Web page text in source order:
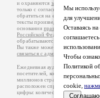
Мы
для
Оставаясь
Чтобы
Политикой
cookie,
и охраняются законом
.
только с согласия его автора, к
обратиться на его авторской
тексты произведений авторы
основанииправил публикациии
Российской Федерации
обрабатываются на основании
Вы также можете посмотреть
связаться с администрацией
Ежедневная аудитория портала
посетителей, которые в общей
миллионов страниц по данным
расположен справа от этого
цифры: количество просмотров и